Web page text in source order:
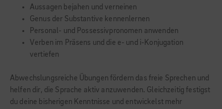
Aussagen bejahen und verneinen
Genus der Substantive kennenlernen
Personal- und Possessivpronomen anwenden
Verben im Präsens und die e- und i-Konjugation
vertiefen
Abwechslungsreiche Übungen fördern das freie Sprechen und
helfen dir, die Sprache aktiv anzuwenden. Gleichzeitig festigst
du deine bisherigen Kenntnisse und entwickelst mehr